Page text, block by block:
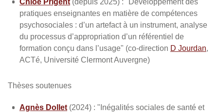
Chloé Prigent (depuis 2025) : "Développement des
pratiques enseignantes en matière de compétences
psychosociales : d’un artefact à un instrument, analyse
du processus d’appropriation d’un référentiel de
formation conçu dans l’usage" (co-direction D Jourdan,
ACTé, Université Clermont Auvergne)
Thèses soutenues
Agnès Dollet (2024) : "Inégalités sociales de santé et